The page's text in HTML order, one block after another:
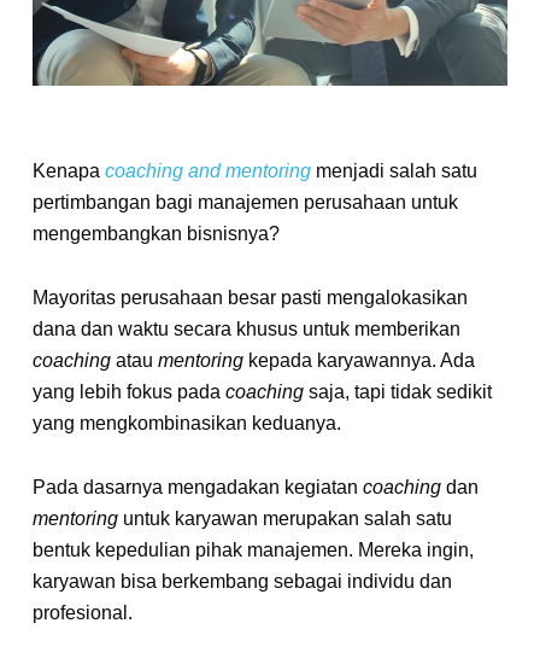
Kenapa coaching and mentoringmenjadi salah satu
pertimbangan bagi manajemen perusahaan untuk
mengembangkan bisnisnya?
Mayoritas perusahaan besar pasti mengalokasikan
dana dan waktu secara khusus untuk memberikan
coaching atau mentoringkepada karyawannya. Ada
yang lebih fokus pada coachingsaja, tapi tidak sedikit
yang mengkombinasikan keduanya.
Pada dasarnya mengadakan kegiatan coachingdan
mentoringuntuk karyawan merupakan salah satu
bentuk kepedulian pihak manajemen. Mereka ingin,
karyawan bisa berkembang sebagai individu dan
profesional.